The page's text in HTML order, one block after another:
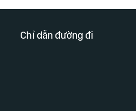
Chỉ dẫn đường đi